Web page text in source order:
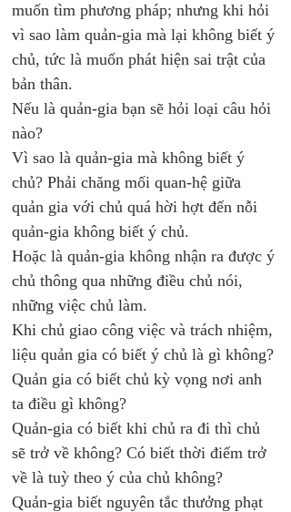
muốn tìm phương pháp; nhưng khi hỏi
vì sao làm quản-gia mà lại không biết ý
chủ, tức là muốn phát hiện sai trật của
bản thân.
Nếu là quản-gia bạn sẽ hỏi loại câu hỏi
nào?
Vì sao là quản-gia mà không biết ý
chủ? Phải chăng mối quan-hệ giữa
quản gia với chủ quá hời hợt đến nỗi
quản-gia không biết ý chủ.
Hoặc là quản-gia không nhận ra được ý
chủ thông qua những điều chủ nói,
những việc chủ làm.
Khi chủ giao công việc và trách nhiệm,
liệu quản gia có biết ý chủ là gì không?
Quản gia có biết chủ kỳ vọng nơi anh
ta điều gì không?
Quản-gia có biết khi chủ ra đi thì chủ
sẽ trở về không? Có biết thời điểm trở
về là tuỳ theo ý của chủ không?
Quản-gia biết nguyên tắc thưởng phạt